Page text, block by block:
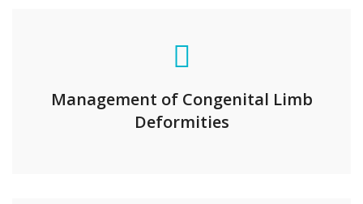
Management of Congenital Limb
Deformities